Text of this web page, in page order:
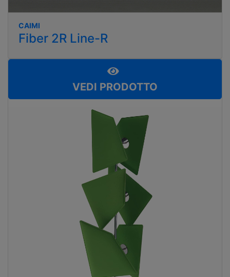
CAIMI
Fiber 2R Line-R
VEDI PRODOTTO